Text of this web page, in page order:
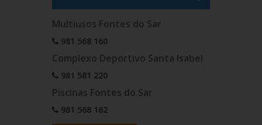
Multiusos Fontes do Sar
981 568 160
Complexo Deportivo Santa Isabel
981 581 220
Piscinas Fontes do Sar
981 568 162